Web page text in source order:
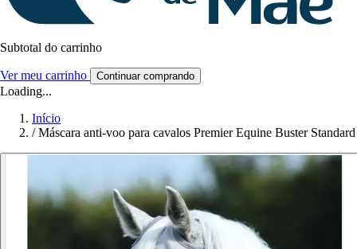
Subtotal do carrinho
Ver meu carrinho Continuar comprando
Loading...
Início
/ Máscara anti-voo para cavalos Premier Equine Buster Standard